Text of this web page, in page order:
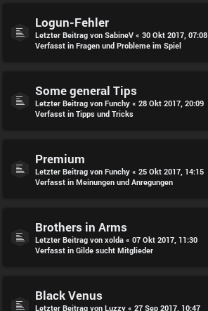
Logun-Fehler
Letzter Beitrag von SabineV « 30 Okt 2017, 07:08
Verfasst in Fragen und Probleme im Spiel
Some general Tips
Letzter Beitrag von Funchy « 28 Okt 2017, 20:09
Verfasst in Tipps und Tricks
Premium
Letzter Beitrag von Funchy « 25 Okt 2017, 14:15
Verfasst in Meinungen und Anregungen
Brothers in Arms
Letzter Beitrag von xolda « 07 Okt 2017, 11:30
Verfasst in Gilde sucht Mitglieder
Black Venus
Letzter Beitrag von Luzzy « 27 Sep 2017, 10:47